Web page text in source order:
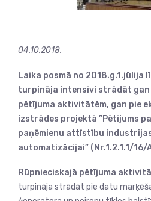
04.10.2018.
Laika posmā no 2018.g.1.jūlija
turpināja intensīvi strādāt gan
pētījuma aktivitātēm, gan pie
izstrādes projektā ”Pētījums
paņēmienu attīstību
automatizācijai” (Nr.1.2.1.1/
Rūpnieciskajā pētījuma
turpināja strādāt pie datu